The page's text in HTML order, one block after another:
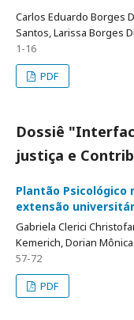
Carlos Eduardo Borges
Santos, Larissa Borges
1-16
PDF
Dossiê
justiça e
Plantão Psicológico
extensão
Gabriela Clerici
Kemerich, Dorian
57-72
PDF